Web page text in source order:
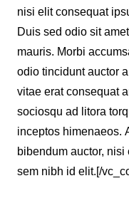
nisi elit consequat
Duis sed odio sit
mauris. Morbi
odio tincidunt auctor
vitae erat consequat
sociosqu ad litora
inceptos himenaeos.
bibendum auctor,
sem nibh id elit.[/